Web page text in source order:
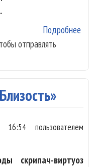
Подробнее
отправлять
16:54пользователем
скрипач-виртуоз